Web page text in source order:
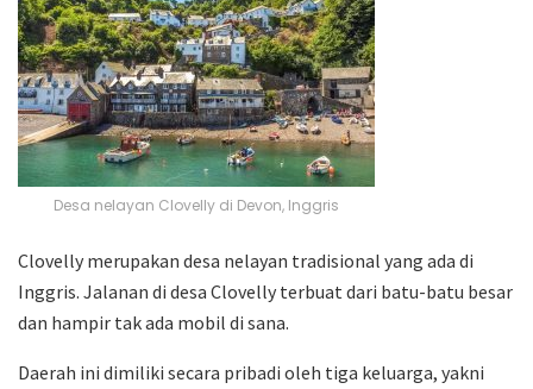
Desa nelayan Clovelly di Devon, Inggris
Clovelly merupakan desa nelayan tradisional yang ada di
Inggris. Jalanan di desa Clovelly terbuat dari batu-batu besar
dan hampir tak ada mobil di sana.
Daerah ini dimiliki secara pribadi oleh tiga keluarga, yakni